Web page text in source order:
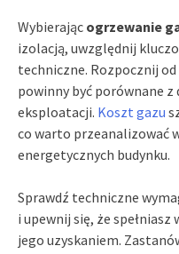
Wybierając ogrzewanie
izolacją, uwzględnij
techniczne. Rozpocznij od
powinny być porównane
eksploatacji. Koszt gazu
co warto przeanalizować
energetycznych budynku.
Sprawdź techniczne
i upewnij się, że
jego uzyskaniem.